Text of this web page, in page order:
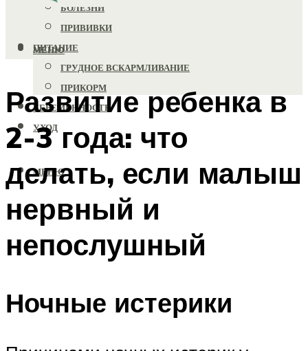
БОЛЕЗНИ
ПРИВИВКИ
ПИТАНИЕ
ГРУДНОЕ ВСКАРМЛИВАНИЕ
ПРИКОРМ
БЕРЕМЕННОСТЬ
УХОД
МЕНЮ
МЕНЮ
Развитие ребенка в
2-3 года: что
делать, если малыш
нервный и
непослушный
Ночные истерики